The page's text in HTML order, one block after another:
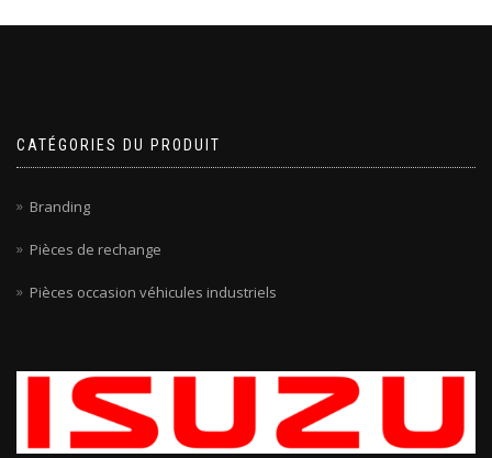
CATÉGORIES DU PRODUIT
Branding
Pièces de rechange
Pièces occasion véhicules industriels